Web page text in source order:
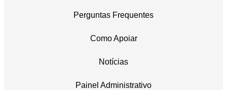
Perguntas Frequentes
Como Apoiar
Notícias
Painel Administrativo